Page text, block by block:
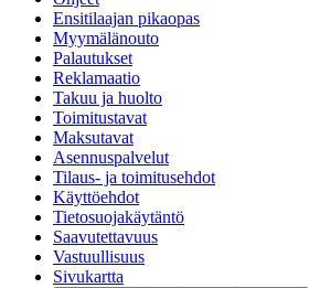
Ensitilaajan pikaopas
Myymälänouto
Palautukset
Reklamaatio
Takuu ja huolto
Toimitustavat
Maksutavat
Asennuspalvelut
Tilaus- ja toimitusehdot
Käyttöehdot
Tietosuojakäytäntö
Saavutettavuus
Vastuullisuus
Sivukartta